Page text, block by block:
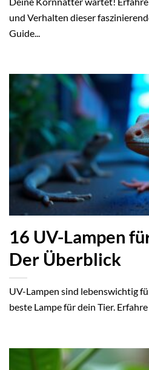
und Verhalten dieser
Guide...
16 UV-Lampen
Der Überblick
UV-Lampen sind lebenswichtig
beste Lampe für dein Tier. Erfahre